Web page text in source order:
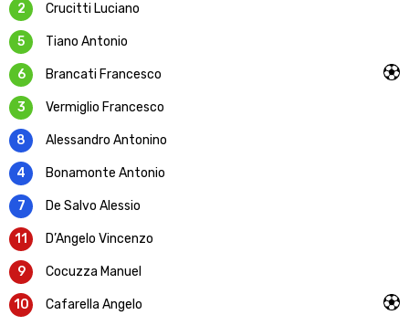
2 Crucitti Luciano
5 Tiano Antonio
6 Brancati Francesco
3 Vermiglio Francesco
8 Alessandro Antonino
4 Bonamonte Antonio
7 De Salvo Alessio
11 D’Angelo Vincenzo
9 Cocuzza Manuel
10 Cafarella Angelo